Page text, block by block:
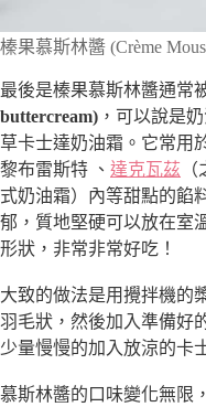
榛果慕斯林醬 (Crème
最後是榛果慕斯林醬通常
buttercream) ，可以說是
草卡士達奶油霜。它常用
黎布雷斯特 、 達克瓦茲
式奶油霜）內等甜點的餡
郁，質地堅硬可以放在室
形狀，非常非常好吃！
大致的做法是用攪拌機的
羽毛狀，然後加入準備好
少量慢慢的加入放涼的卡
慕斯林醬的口味變化無限